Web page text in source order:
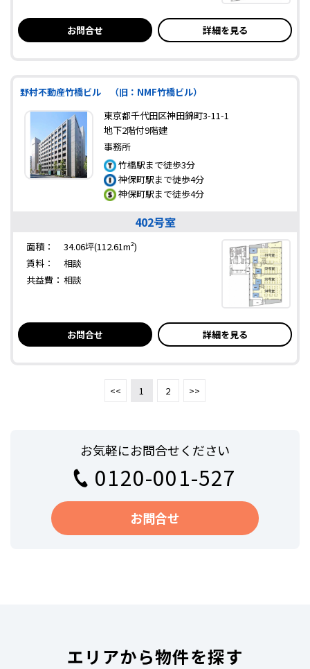
お問合せ 詳細を見る
野村不動産竹橋ビル （旧：NMF竹橋ビル）
東京都千代田区神田錦町3-11-1
地下2階付9階建
事務所
竹橋駅まで徒歩3分
神保町駅まで徒歩4分
神保町駅まで徒歩4分
402号室
面積：
34.06坪(112.61m²)
賃料：
相談
共益費： 相談
お問合せ 詳細を見る
<< 1 2 >>
お気軽にお問合せください
0120-001-527
お問合せ
エリアから物件を探す